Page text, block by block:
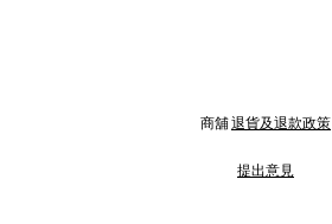
商舖退貨及退款政策
提出意見